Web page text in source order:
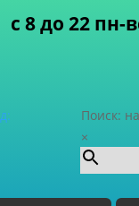
с 8 до 22 пн-
Поиск:
×